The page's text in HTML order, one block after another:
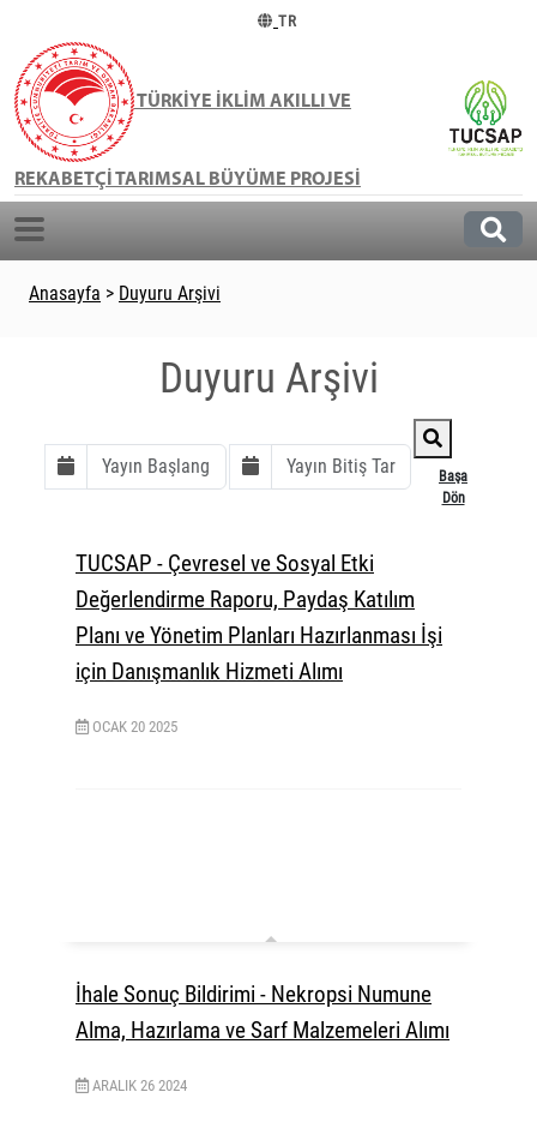
TR
TÜRKİYE İKLİM AKILLI VE
REKABETÇİ TARIMSAL BÜYÜME PROJESİ
Anasayfa > Duyuru Arşivi
Duyuru Arşivi
Başa
Dön
TUCSAP - Çevresel ve Sosyal Etki
Değerlendirme Raporu, Paydaş Katılım
Planı ve Yönetim Planları Hazırlanması İşi
için Danışmanlık Hizmeti Alımı
OCAK 20 2025
İhale Sonuç Bildirimi - Nekropsi Numune
Alma, Hazırlama ve Sarf Malzemeleri Alımı
ARALIK 26 2024